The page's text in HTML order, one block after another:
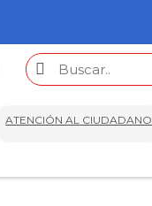
ATENCIÓN AL CIUDADANO